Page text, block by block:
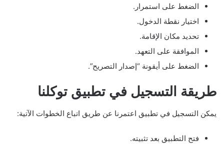
الضغط على استمرار.
اختيار نقطة الدخول.
تحديد مكان الإقامة.
الموافقة على التعهد.
الضغط على أيقونة “إصدار التصريح”.
طريقة التسجيل في تطبيق توكلنا
يمكن التسجيل في تطبيق اعتمرنا عن طريق اتباع الخطوات الآتية:
فتح التطبيق بعد تثبيته.